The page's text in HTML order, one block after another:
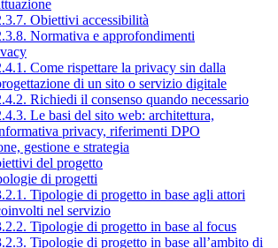
Obiettivi accessibilità
Normativa e approfondimenti
Come rispettare la privacy sin dalla
di un sito o servizio digitale
Richiedi il consenso quando necessario
Le basi del sito web: architettura,
privacy, riferimenti DPO
gestione e strategia
del progetto
di progetti
Tipologie di progetto in base agli attori
nel servizio
Tipologie di progetto in base al focus
Tipologie di progetto in base all’ambito di